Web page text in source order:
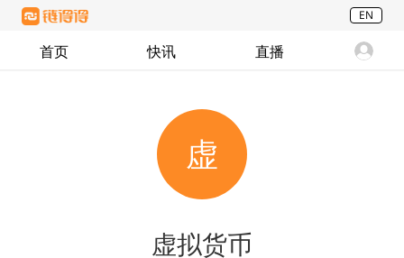
EN
首页 快讯 直播
虚
虚拟货币